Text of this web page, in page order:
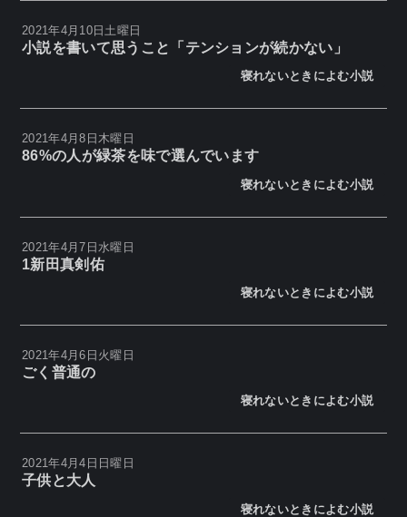
2021年4月10日土曜日
小説を書いて思うこと「テンションが続かない」
寝れないときによむ小説
2021年4月8日木曜日
86%の人が緑茶を味で選んでいます
寝れないときによむ小説
2021年4月7日水曜日
1新田真剣佑
寝れないときによむ小説
2021年4月6日火曜日
ごく普通の
寝れないときによむ小説
2021年4月4日日曜日
子供と大人
寝れないときによむ小説